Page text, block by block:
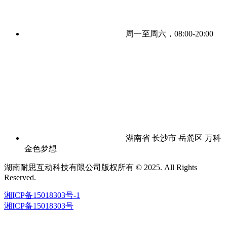
周一至周六，08:00-20:00
湖南省 长沙市 岳麓区 万科
金色梦想
湖南耐思互动科技有限公司版权所有 © 2025. All Rights
Reserved.
湘ICP备15018303号-1
湘ICP备15018303号